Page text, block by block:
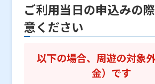
ご利用当日の申込みの
意ください
以下の場合、周遊の対象
金）です